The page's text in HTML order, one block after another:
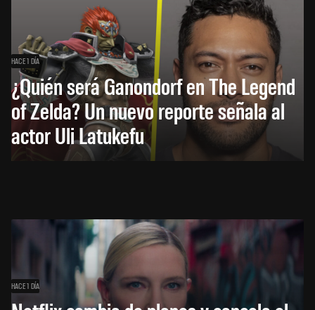
HACE 1 DÍA
¿Quién será Ganondorf en The Legend
of Zelda? Un nuevo reporte señala al
actor Uli Latukefu
HACE 1 DÍA